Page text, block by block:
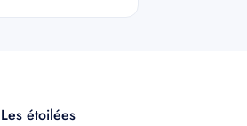
Les étoilées